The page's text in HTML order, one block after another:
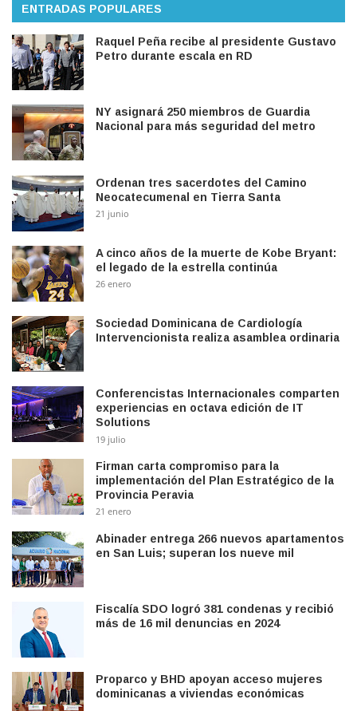
ENTRADAS POPULARES
Raquel Peña recibe al presidente Gustavo
Petro durante escala en RD
NY asignará 250 miembros de Guardia
Nacional para más seguridad del metro
Ordenan tres sacerdotes del Camino
Neocatecumenal en Tierra Santa
21 junio
A cinco años de la muerte de Kobe Bryant:
el legado de la estrella continúa
26 enero
Sociedad Dominicana de Cardiología
Intervencionista realiza asamblea ordinaria
Conferencistas Internacionales comparten
experiencias en octava edición de IT
Solutions
19 julio
Firman carta compromiso para la
implementación del Plan Estratégico de la
Provincia Peravia
21 enero
Abinader entrega 266 nuevos apartamentos
en San Luis; superan los nueve mil
Fiscalía SDO logró 381 condenas y recibió
más de 16 mil denuncias en 2024
Proparco y BHD apoyan acceso mujeres
dominicanas a viviendas económicas